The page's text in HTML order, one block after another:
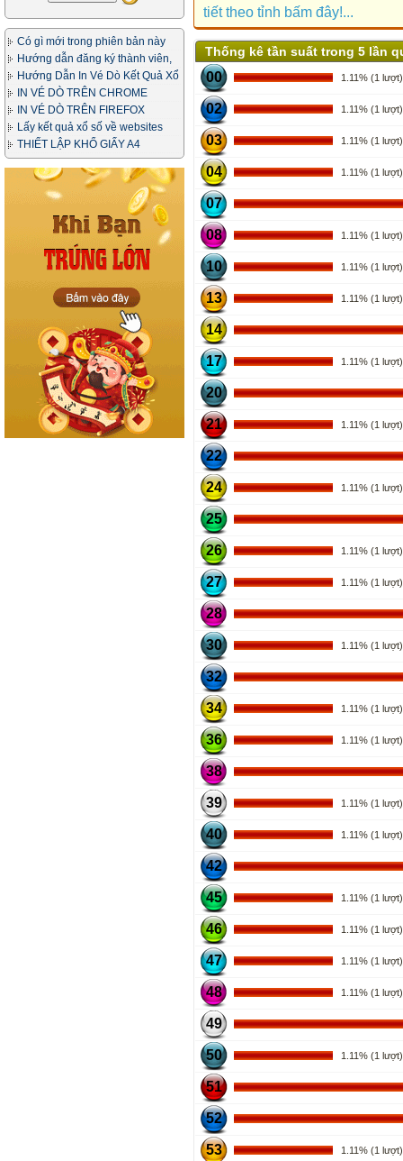
Có gì mới trong phiên bản này
Hướng dẫn đăng ký thành viên,
in vé dò
Hướng Dẫn In Vé Dò Kết Quả Xổ
SốIN VÉ DÒ TRÊN CHROME
IN VÉ DÒ TRÊN FIREFOX
Lấy kết quả xổ số về websites
của bạn
THIẾT LẬP KHỔ GIẤY A4
tiết theo tỉnh bấm đây!...
Thống kê tần suất trong 5 lần
00 1.11% (1 lượt)
02 1.11% (1 lượt)
03 1.11% (1 lượt)
04 1.11% (1 lượt)
07
08 1.11% (1 lượt)
10 1.11% (1 lượt)
13 1.11% (1 lượt)
14
17 1.11% (1 lượt)
20
21 1.11% (1 lượt)
22
24 1.11% (1 lượt)
25
26 1.11% (1 lượt)
27 1.11% (1 lượt)
28
30 1.11% (1 lượt)
32
34 1.11% (1 lượt)
36 1.11% (1 lượt)
38
39 1.11% (1 lượt)
40 1.11% (1 lượt)
42
45 1.11% (1 lượt)
46 1.11% (1 lượt)
47 1.11% (1 lượt)
48 1.11% (1 lượt)
49
50 1.11% (1 lượt)
51
52
53 1.11% (1 lượt)